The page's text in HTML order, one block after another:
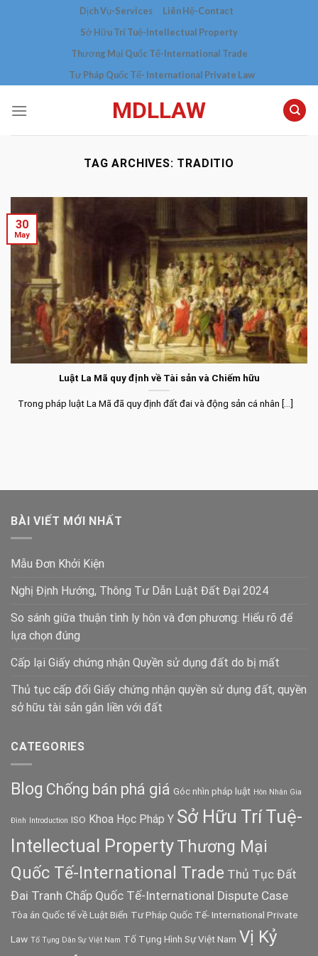
Dịch Vụ-Services
Liên Hệ-Contact
Sở Hữu Trí Tuệ-Intellectual Property
Thương Mại Quốc Tế-International Trade
Tư Pháp Quốc Tế- International Private Law
MDLLAW
TAG ARCHIVES: TRADITIO
Luật La Mã quy định về Tài sản và Chiếm hữu
Trong pháp luật La Mã đã quy định đất đai và động sản cá nhân [...]
30
May
BÀI VIẾT MỚI NHẤT
Mẫu Đơn Khởi Kiện
Nghị Định Hướng, Thông Tư Dẫn Luật Đất Đại 2024
So sánh giữa thuận tình ly hôn và đơn phương: Hiểu rõ để
lựa chọn đúng
Cấp lại Giấy chứng nhận Quyền sử dụng đất do bị mất
Thủ tục cấp đổi Giấy chứng nhận quyền sử dụng đất, quyền
sở hữu tài sản gắn liền với đất
CATEGORIES
Blog Chống bán phá giá Góc nhìn pháp luật Hôn Nhân Gia
Đình Introduction ISO Khoa Học Pháp Y Sở Hữu Trí Tuệ-
Intellectual PropertyThương Mại
Quốc Tế-International Trade Thủ Tục Đất
Đai Tranh Chấp Quốc Tế-International Dispute Case
Tòa án Quốc tế về Luật Biển Tư Pháp Quốc Tế- International Private
Law Tố Tụng Dân Sự Việt Nam Tố Tụng Hình Sự Việt Nam Vị Kỷ